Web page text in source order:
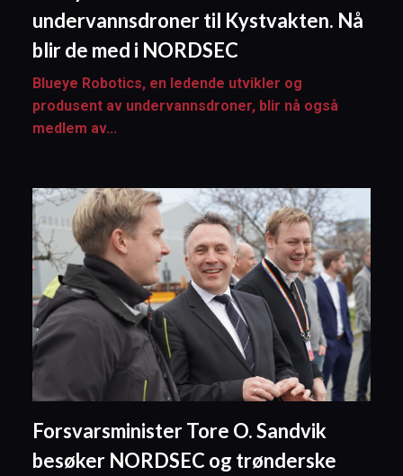
undervannsdroner til Kystvakten. Nå
blir de med i NORDSEC
Blueye Robotics, en ledende utvikler og
produsent av undervannsdroner, blir nå også
medlem av...
Forsvarsminister Tore O. Sandvik
besøker NORDSEC og trønderske